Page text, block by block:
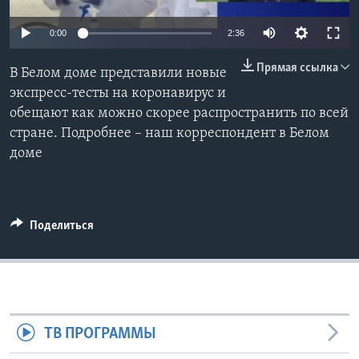
Learning English
СОЦИАЛЬНЫЕ СЕТИ
Языки
0:00 2:36
Прямая ссылка
В Белом доме представили новые
экспресс-тесты на коронавирус и
обещают как можно скорее распространить по всей
стране. Подробнее – наш корреспондент в Белом
доме
Поделиться
ТВ ПРОГРАММЫ